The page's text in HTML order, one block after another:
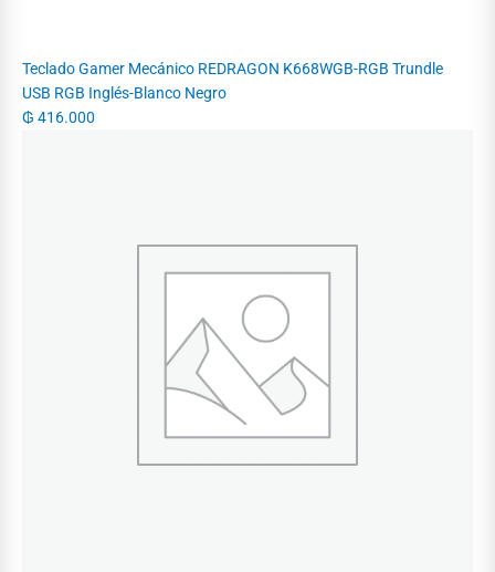
Teclado Gamer Mecánico REDRAGON K668WGB-RGB Trundle
USB RGB Inglés-Blanco Negro
₲ 416.000